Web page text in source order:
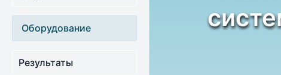
Оборудование
Результаты